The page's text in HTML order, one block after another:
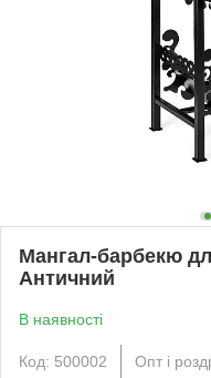
Мангал-барбекю
Античний
В наявності
Код: 500002 Опт і